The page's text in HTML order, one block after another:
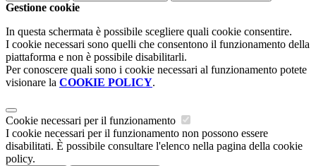
Gestione cookie
In questa schermata è possibile scegliere quali cookie consentire.
I cookie necessari sono quelli che consentono il funzionamento della
piattaforma e non è possibile disabilitarli.
Per conoscere quali sono i cookie necessari al funzionamento potete
visionare la COOKIE POLICY.
Cookie necessari per il funzionamento
I cookie necessari per il funzionamento non possono essere
disabilitati. È possibile consultare l'elenco nella pagina della cookie
policy.